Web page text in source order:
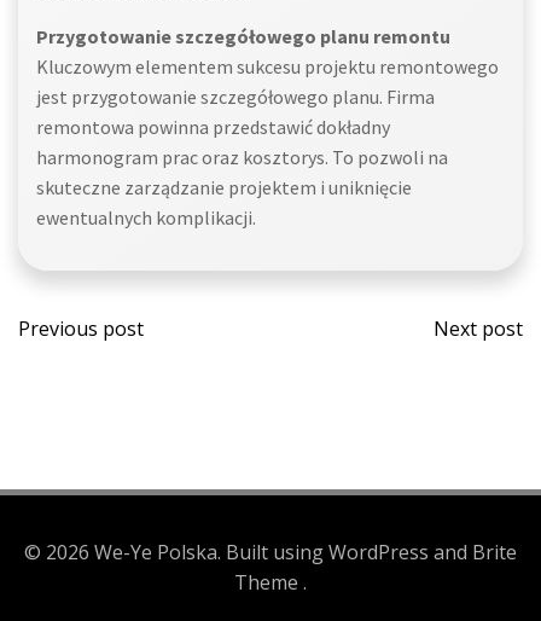
Przygotowanie szczegółowego planu remontu
Kluczowym elementem sukcesu projektu remontowego
jest przygotowanie szczegółowego planu. Firma
remontowa powinna przedstawić dokładny
harmonogram prac oraz kosztorys. To pozwoli na
skuteczne zarządzanie projektem i uniknięcie
ewentualnych komplikacji.
Post
Previous post
Post
Next post
© 2026 We-Ye Polska. Built using WordPress and Brite
Theme .